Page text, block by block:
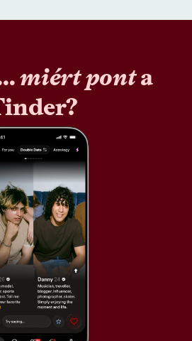
miért ponta